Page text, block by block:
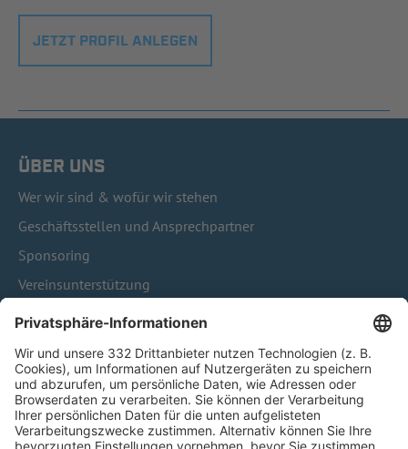
JETZT PROFIL ANLEGEN
ÜBER UNS
Wer wir sind & wofür wir stehen
Geschäftsstellen und Ansprechpartner
Sponsoring
Vereinsunterstützung
Infothek
HÄUFIG BESUCHTE SEITEN
Pässe und Vereinswechsel